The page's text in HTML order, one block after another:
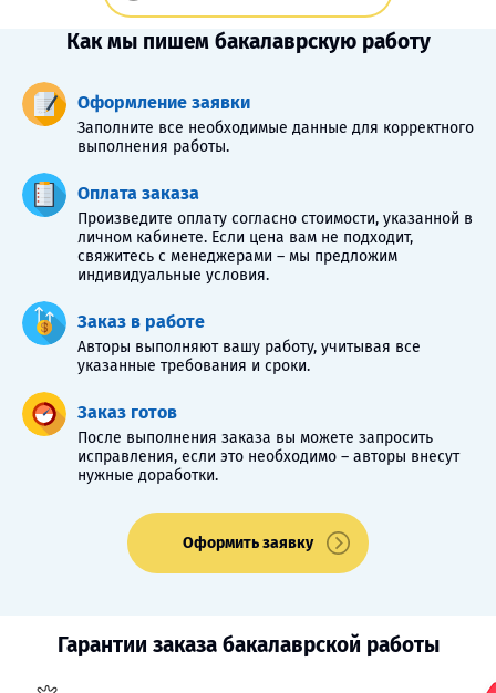
Как мы пишем бакалаврскую работу
Оформление заявки
Заполните все необходимые данные для корректного
выполнения работы.
Оплата заказа
Произведите оплату согласно стоимости, указанной в
личном кабинете. Если цена вам не подходит,
свяжитесь с менеджерами – мы предложим
индивидуальные условия.
Заказ в работе
Авторы выполняют вашу работу, учитывая все
указанные требования и сроки.
Заказ готов
После выполнения заказа вы можете запросить
исправления, если это необходимо – авторы внесут
нужные доработки.
Оформить заявку
Гарантии заказа бакалаврской работы